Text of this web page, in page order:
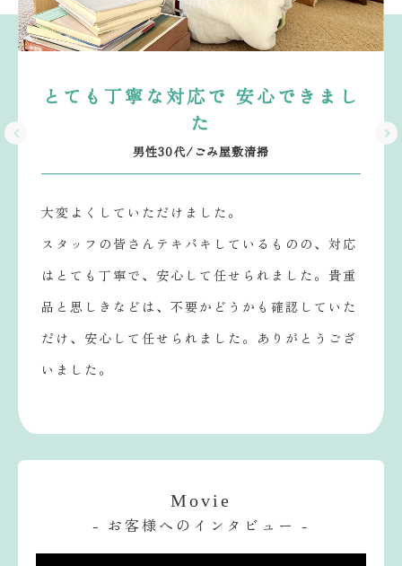
とても丁寧な対応で 安心できまし
た
男性30代/ごみ屋敷清掃
大変よくしていただけました。
スタッフの皆さんテキパキしているものの、対応
はとても丁寧で、安心して任せられました。貴重
品と思しきなどは、不要かどうかも確認していた
だけ、安心して任せられました。ありがとうござ
いました。
Movie
- お客様へのインタビュー -